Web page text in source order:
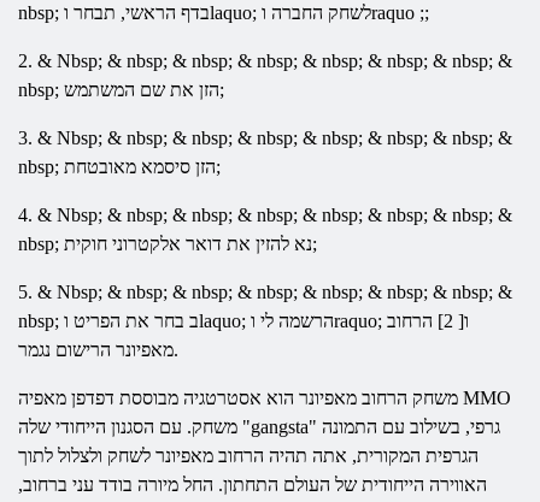
nbsp; בדף הראשי, תבחר וlaquo;
לשחק החברה וraquo ;;
2. & Nbsp; & nbsp; & nbsp; & nbsp; & nbsp; & nbsp; & nbsp; &
nbsp; הזן את שם המשתמש;
3. & Nbsp; & nbsp; & nbsp; & nbsp; & nbsp; & nbsp; & nbsp; &
nbsp; הזן סיסמא מאובטחת;
4. & Nbsp; & nbsp; & nbsp; & nbsp; & nbsp; & nbsp; & nbsp; &
nbsp; נא להזין את דואר אלקטרוני חוקית;
5. & Nbsp; & nbsp; & nbsp; & nbsp; & nbsp; & nbsp; & nbsp; &
nbsp;
בבחר את הפריט וlaquo; הרשמה לי וraquo; ו[ 2]
הרחוב
מאפיונרהרישום נגמר.
משחק הרחוב מאפיונר
MMO
משחק. עם הסגנון הייחודי שלה "gangsta" גרפי, בשילוב עם התמונה
הגרפית המקורית, אתה תהיה הרחוב מאפיונר לשחק ולצלול לתוך
האווירה הייחודית של העולם התחתון. החל מיורה בודד עני ברחוב,